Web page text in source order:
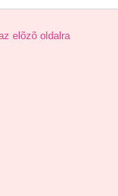
elõzõ oldalra